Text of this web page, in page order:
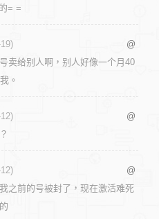
= =
@
卖给别人啊，别人好像一个月40
。
@
@
之前的号被封了，现在激活难死